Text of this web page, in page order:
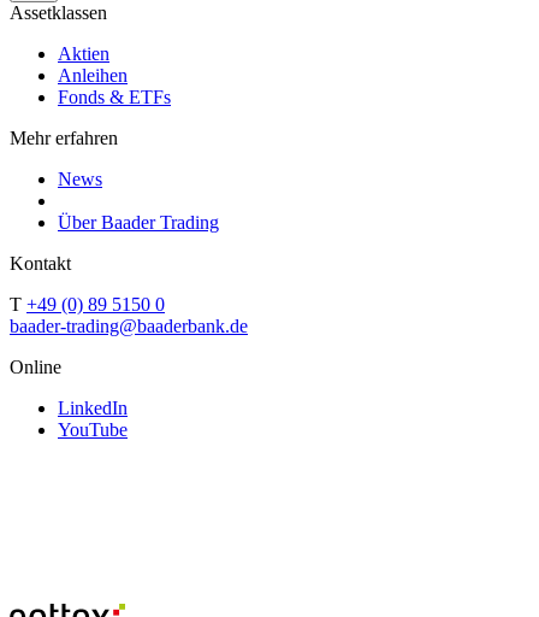
Assetklassen
Aktien
Anleihen
Fonds & ETFs
Mehr erfahren
News
Über Baader Trading
Kontakt
T +49 (0) 89 5150 0
baader-trading@baaderbank.de
Online
LinkedIn
YouTube